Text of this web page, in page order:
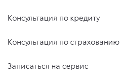
Консультация по кредиту
Консультация по страхованию
Записаться на сервис